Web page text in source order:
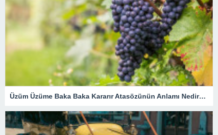
Üzüm Üzüme Baka Baka Kararır Atasözünün Anlamı Nedir? Kısaca Açıklaması Ve Örnek Cümle…